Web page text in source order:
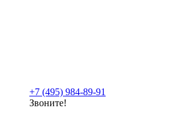
+7 (495) 984-89-91
Звоните!